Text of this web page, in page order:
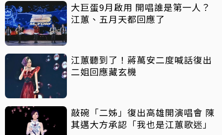
大巨蛋9月啟用 開唱誰是第一人？
江蕙、五月天都回應了
江蕙聽到了！蔣萬安二度喊話復出
二姐回應藏玄機
敲碗「二姊」復出高雄開演唱會 陳
其邁大方承認「我也是江蕙歌迷」